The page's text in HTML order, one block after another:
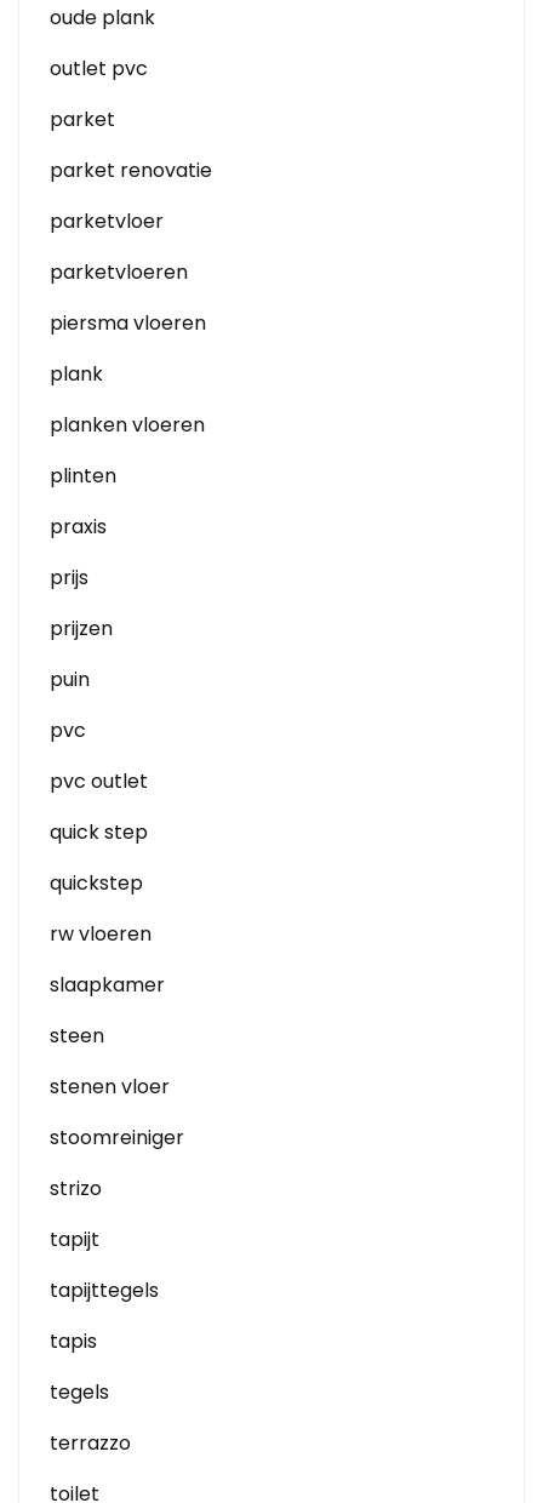
oude plank
outlet pvc
parket
parket renovatie
parketvloer
parketvloeren
piersma vloeren
plank
planken vloeren
plinten
praxis
prijs
prijzen
puin
pvc
pvc outlet
quick step
quickstep
rw vloeren
slaapkamer
steen
stenen vloer
stoomreiniger
strizo
tapijt
tapijttegels
tapis
tegels
terrazzo
toilet